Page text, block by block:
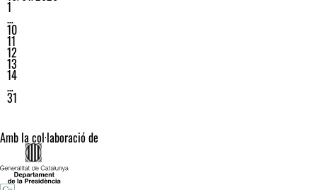
1
…
10
11
12
13
14
…
31
Amb la col·laboració de